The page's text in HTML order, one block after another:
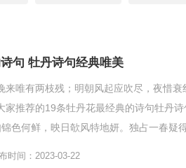
句 牡丹诗句经典唯美
来唯有两枝残；明朝风起应吹尽，夜惜
家推荐的19条牡丹花最经典的诗句牡丹
色何鲜，映日欹风特地妍。独占一春疑
时间：2023-03-22